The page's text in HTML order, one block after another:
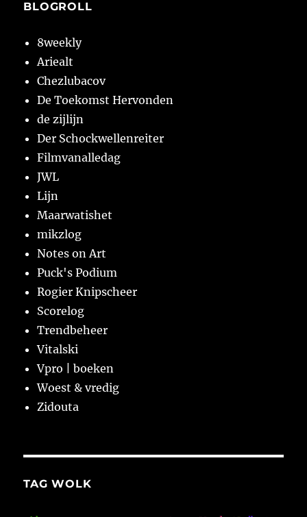
BLOGROLL
8weekly
Ariealt
Chezlubacov
De Toekomst Hervonden
de zijlijn
Der Schockwellenreiter
Filmvanalledag
JWL
Lijn
Maarwatishet
mikzlog
Notes on Art
Puck's Podium
Rogier Knipscheer
Scorelog
Trendbeheer
Vitalski
Vpro | boeken
Woest & vredig
Zidouta
TAG WOLK